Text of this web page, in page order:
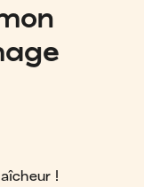
!